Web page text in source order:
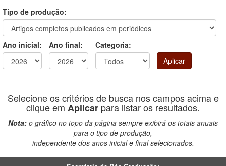
Tipo de produção:
Ano inicial: Ano final:
Categoria:
Aplicar
Selecione os critérios de busca nos campos acima e
clique em Aplicar para listar os resultados.
Nota: o gráfico no topo da página sempre exibirá os totais anuais
para o tipo de produção,
independente dos anos inicial e final selecionados.